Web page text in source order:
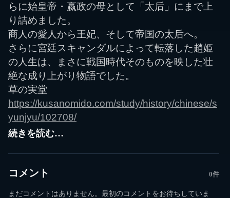
らに始皇帝・嬴政の母として「太后」にまで上
り詰めました。
商人の愛人から王妃、そして帝国の太后へ。
さらに宮廷スキャンダルによって転落した趙姫
の人生は、まさに戦国時代そのものを映した壮
絶な成り上がり物語でした。
草の実堂
https://kusanomido.com/study/history/chinese/s
yunjyu/102708/
続きを読む…
コメント 0件
まだコメントはありません。最初のコメントをお待ちしていま